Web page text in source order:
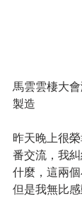
馬雲雲棲大
製造
昨天晚上很
番交流，我
什麼，這兩
但是我無比感